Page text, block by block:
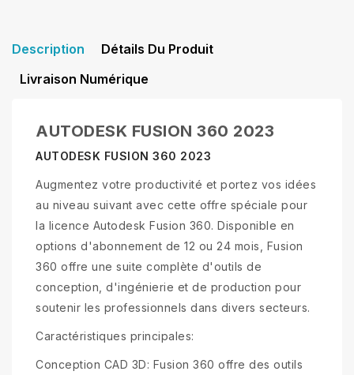
Description
Détails Du Produit
Livraison Numérique
AUTODESK FUSION 360 2023
AUTODESK FUSION 360 2023
Augmentez votre productivité et portez vos idées
au niveau suivant avec cette offre spéciale pour
la licence Autodesk Fusion 360. Disponible en
options d'abonnement de 12 ou 24 mois, Fusion
360 offre une suite complète d'outils de
conception, d'ingénierie et de production pour
soutenir les professionnels dans divers secteurs.
Caractéristiques principales:
Conception CAD 3D: Fusion 360 offre des outils